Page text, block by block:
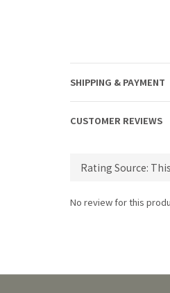
SHIPPING & PAYMENT
CUSTOMER REVIEWS
No review for this